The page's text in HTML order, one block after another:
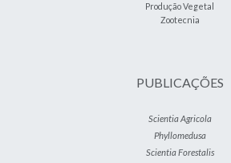
Produção Vegetal
Zootecnia
PUBLICAÇÕES
Scientia Agricola
Phyllomedusa
Scientia Forestalis